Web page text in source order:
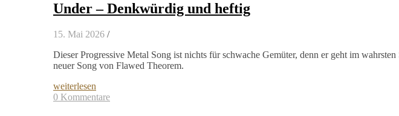
Under – Denkwürdig und heftig
15. Mai 2026 /
Dieser Progressive Metal Song ist nichts für schwache Gemüter, denn er geht im
neuer Song von Flawed Theorem.
weiterlesen
0 Kommentare